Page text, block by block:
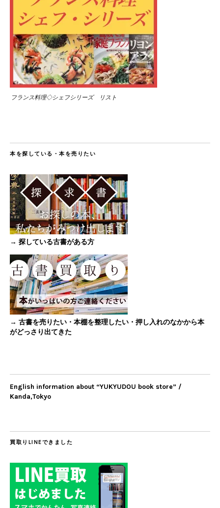
フランス料理◇シェフシリーズ リスト
本を探している・本を売りたい
→ 探している古書がある方
→ 古書を売りたい・本棚を整理したい・押し入れのなかから本
がどっさり出てきた
English information about “YUKYUDOU book store” /
Kanda,Tokyo
買取りLINEできました